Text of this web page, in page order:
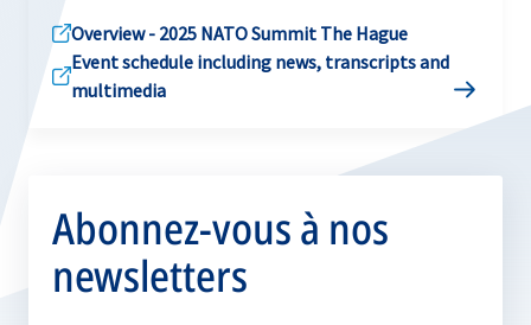
Overview - 2025 NATO Summit The Hague
Event schedule including news, transcripts and
multimedia
Abonnez-vous à nos
newsletters